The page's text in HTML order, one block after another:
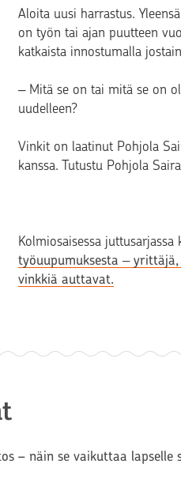
Aloita uusi harrastus.
on työn tai ajan puutteen
katkaista innostumalla
‒ Mitä se on tai mitä se on
uudelleen?
Vinkit on laatinut Pohjola
kanssa. Tutustu Pohjola
Kolmiosaisessa
työuupumuksesta ‒
vinkkiä auttavat.
– näin se vaikuttaa lapselle